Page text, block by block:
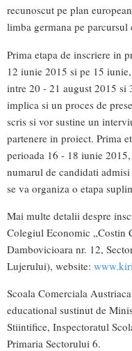
recunoscut pe plan
limba germana pe
Prima etapa de inscriere in
12 iunie 2015 si pe 15
intre 20 - 21 august 2015 si
implica si un proces de
scris si vor sustine un
partenere in proiect. Prima
perioada 16 - 18 iunie
numarul de candidati
se va organiza o etapa
Mai multe detalii despre
Colegiul Economic „Costin
Dambovicioara nr. 12,
Lujerului), website:
Scoala Comerciala
educational sustinut de
Stiintifice, Inspectoratul
Primaria Sectorului 6.